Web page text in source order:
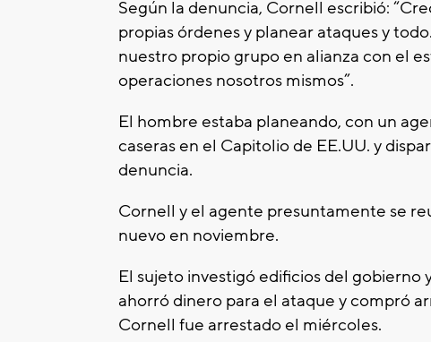
Según la denuncia, Cornell escribió:
propias órdenes y planear ataques y
nuestro propio grupo en alianza con el
operaciones nosotros mismos”.
El hombre estaba planeando, con un
caseras en el Capitolio de EE.UU. y
denuncia.
Cornell y el agente presuntamente se
nuevo en noviembre.
El sujeto investigó edificios del gobierno
ahorró dinero para el ataque y compró
Cornell fue arrestado el miércoles.